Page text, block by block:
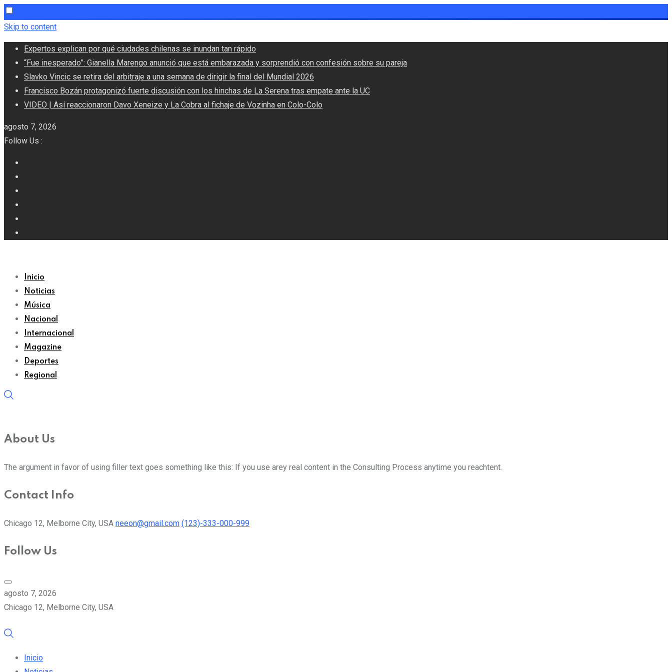
Skip to content
Expertos explican por qué ciudades chilenas se inundan tan rápido
“Fue inesperado”: Gianella Marengo anunció que está embarazada y sorprendió con confesión sobre su pareja
Slavko Vincic se retira del arbitraje a una semana de dirigir la final del Mundial 2026
Francisco Bozán protagonizó fuerte discusión con los hinchas de La Serena tras empate ante la UC
VIDEO | Así reaccionaron Davo Xeneize y La Cobra al fichaje de Vozinha en Colo-Colo
agosto 7, 2026
Follow Us :
Inicio
Noticias
Música
Nacional
Internacional
Magazine
Deportes
Regional
About Us
The argument in favor of using filler text goes something like this: If you use arey real content in the Consulting Process anytime you reachtent.
Contact Info
Chicago 12, Melborne City, USA neeon@gmail.com (123)-333-000-999
Follow Us
agosto 7, 2026
Chicago 12, Melborne City, USA
Inicio